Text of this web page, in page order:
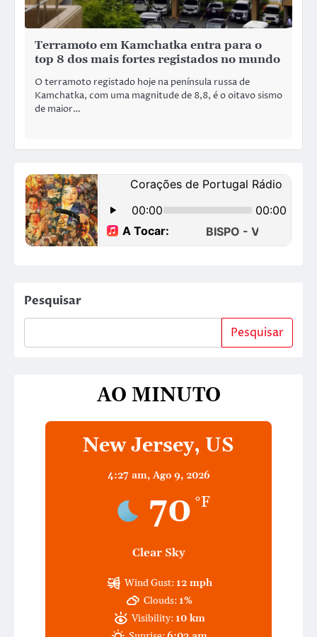
Terramoto em Kamchatka entra para o
top 8 dos mais fortes registados no mundo
O terramoto registado hoje na península russa de
Kamchatka, com uma magnitude de 8,8, é o oitavo sismo
de maior…
Pesquisar
Pesquisar
AO MINUTO
New Jersey, US
4:27 am, Ago 9, 2026
70 °F
Clear Sky
Wind Gust: 12 mph
Clouds: 1%
Visibility: 10 km